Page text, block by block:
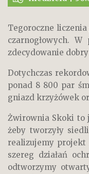
Tegoroczne
czarnogłowych.
zdecydowanie
Dotychczas
ponad 8 800 par
gniazd krzyżówek
Żwirownia Skoki to
żeby tworzyły
realizujemy projekt
szereg działań
odtworzymy